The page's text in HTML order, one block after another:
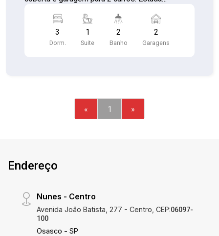
3
Dorm.
1
Suite
2
Banho
2
Garagens
« 1 »
Endereço
Nunes - Centro
Avenida João Batista, 277 - Centro, CEP:06097-
100
Osasco - SP